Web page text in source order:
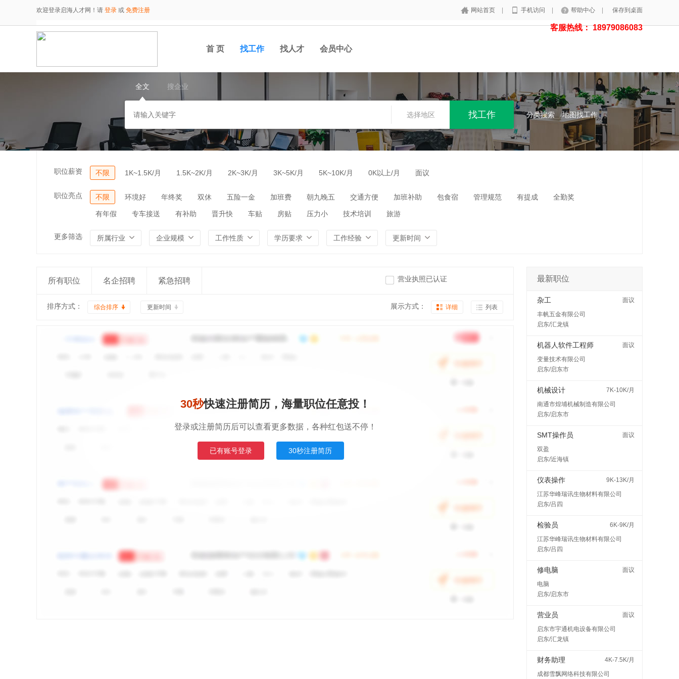
欢迎登录启海人才网！请 登录 或 免费注册 网站首页 手机访问 帮助中心 保存到桌面
客服热线： 18979086083
首 页 找工作 找人才 会员中心
全文 搜企业
选择地区 分类搜索 地图找工作
职位薪资 不限 1K~1.5K/月 1.5K~2K/月 2K~3K/月 3K~5K/月 5K~10K/月 0K以上/月 面议
职位亮点 不限 环境好 年终奖 双休 五险一金 加班费 朝九晚五 交通方便 加班补助 包食宿 管理规范 有提成 全勤奖
有年假 专车接送 有补助 晋升快 车贴 房贴 压力小 技术培训 旅游
更多筛选 所属行业 企业规模 工作性质 学历要求 工作经验 更新时间
所有职位 名企招聘 紧急招聘 营业执照已认证
排序方式： 综合排序 更新时间 展示方式： 详细 列表
30秒快速注册简历，海量职位任意投！
登录或注册简历后可以查看更多数据，各种红包送不停！
已有账号登录 30秒注册简历
最新职位
杂工
面议
丰帆五金有限公司
启东/汇龙镇
机器人软件工程师
面议
变量技术有限公司
启东/启东市
机械设计
7K-10K/月
南通市煌埔机械制造有限公司
启东/启东市
SMT操作员
面议
双盈
启东/近海镇
仪表操作
9K-13K/月
江苏华峰瑞讯生物材料有限公司
启东/吕四
检验员
6K-9K/月
江苏华峰瑞讯生物材料有限公司
启东/吕四
修电脑
面议
电脑
启东/启东市
营业员
面议
启东市宇通机电设备有限公司
启东/汇龙镇
财务助理
4K-7.5K/月
成都雪飘网络科技有限公司